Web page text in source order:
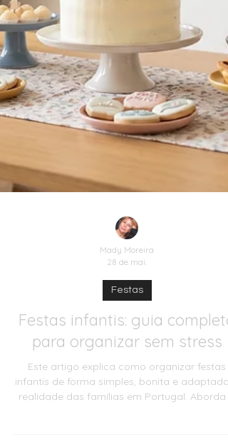
Mady Moreira
28 de mai.
Festas
Festas infantis: guia completo